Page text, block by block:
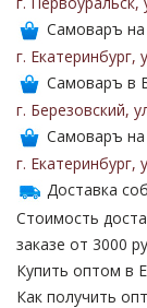
Самоваръ
г. Екатеринбург,
Самоваръ в
г. Березовский,
Самоваръ на
г. Екатеринбург,
Доставка
Стоимость
заказе от 3000
Купить оптом в
Как получить